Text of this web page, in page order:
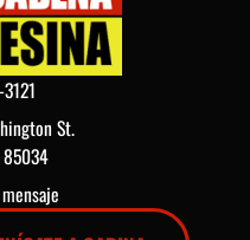
St.
85034